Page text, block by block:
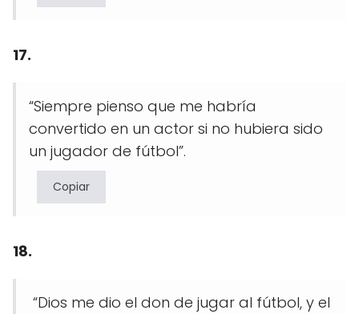
17.
“Siempre pienso que me habría
convertido en un actor si no hubiera sido
un jugador de fútbol”.
Copiar
18.
“Dios me dio el don de jugar al fútbol, y el